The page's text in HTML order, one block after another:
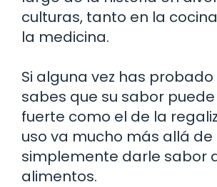
culturas, tanto en la
la medicina.
Si alguna vez has probado
sabes que su sabor
fuerte como el de la
uso va mucho más allá de
simplemente darle sabor
alimentos.